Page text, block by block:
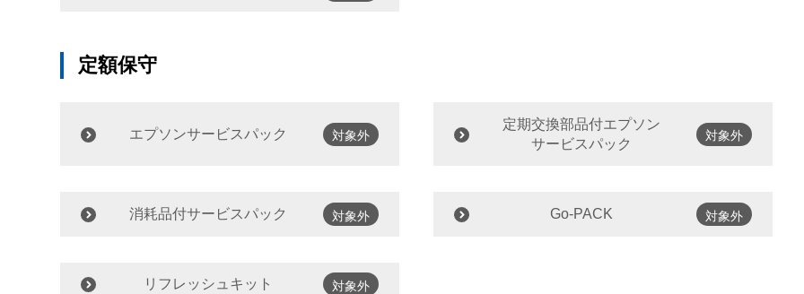
定額保守
エプソンサービスパック 対象外
定期交換部品付エプソン
サービスパック
対象外
消耗品付サービスパック 対象外 Go-PACK 対象外
リフレッシュキット 対象外